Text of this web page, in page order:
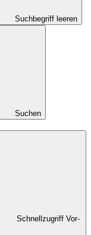
Suchbegriff leeren
Suchen
Schnellzugriff Vor-